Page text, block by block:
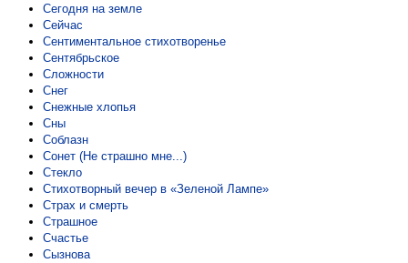
Сегодня на земле
Сейчас
Сентиментальное стихотворенье
Сентябрьское
Сложности
Снег
Снежные хлопья
Сны
Соблазн
Сонет (Не страшно мне...)
Стекло
Стихотворный вечер в «Зеленой Лампе»
Страх и смерть
Страшное
Счастье
Сызнова